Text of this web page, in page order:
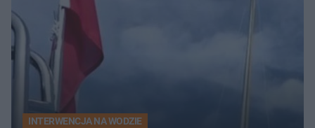
INTERWENCJA NA WODZIE